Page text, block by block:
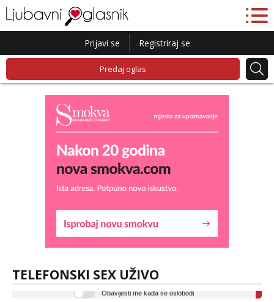
Prijavi se Registriraj se
Predaj oglas
TELEFONSKI SEX UŽIVO
tel:0,93€ - mob:1,12€ min